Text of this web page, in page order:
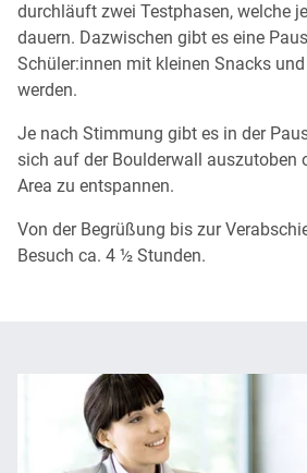
durchläuft zwei Testphasen, welche
dauern. Dazwischen gibt es eine
Schüler:innen mit kleinen Snacks
werden.
Je nach Stimmung gibt es in der
sich auf der Boulderwall auszutoben
Area zu entspannen.
Von der Begrüßung bis zur
Besuch ca. 4 ½ Stunden.